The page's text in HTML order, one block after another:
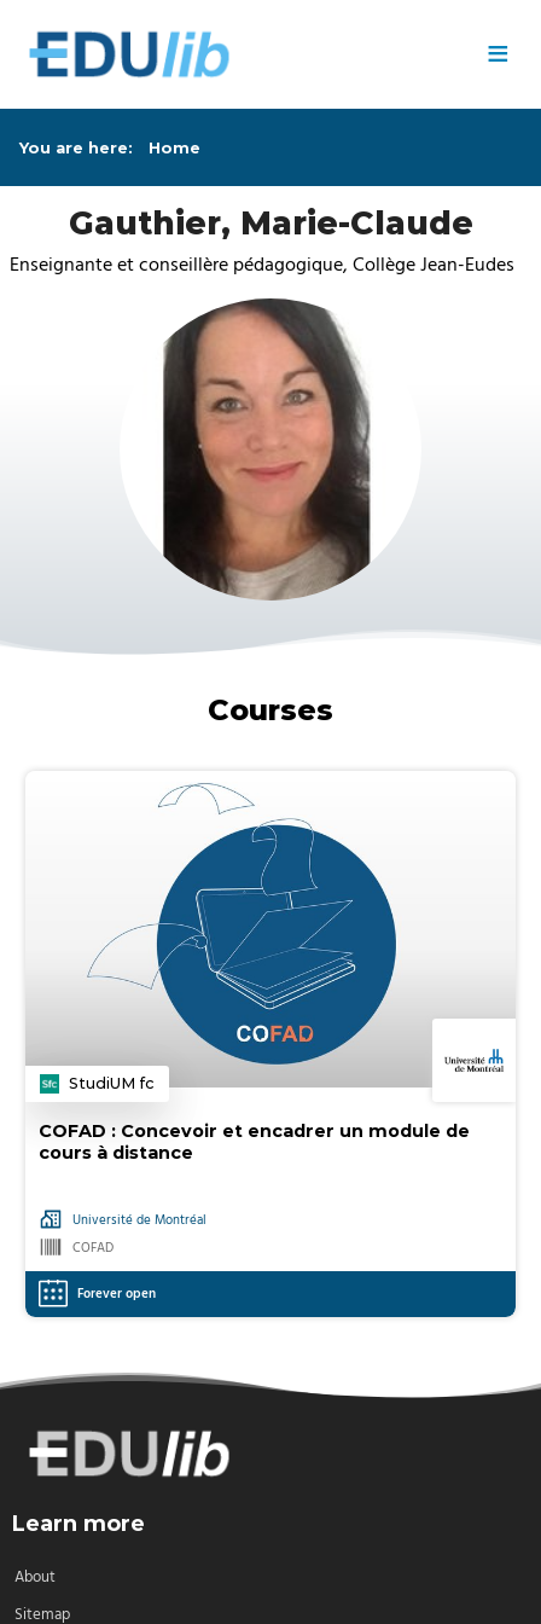
≡
You are here: Home
Gauthier, Marie-Claude
Enseignante et conseillère pédagogique, Collège Jean-Eudes
Courses
COFAD : Concevoir et encadrer un module de
cours à distance
Université de Montréal
COFAD
Category
StudiUM fc
Forever open
Learn more
About
Sitemap